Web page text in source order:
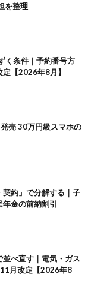
を整理
く条件｜予約番号方
【2026年8月】
売 30万円級スマホの
約」で分解する｜子
金の前納割引
べ直す｜電気・ガス
月改定【2026年8